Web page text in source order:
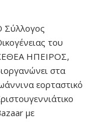
Σύλλογος
του
ΗΠΕΙΡΟΣ,
στα
εορταστικό
με